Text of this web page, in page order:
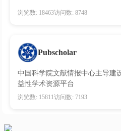
浏览数: 18463访问数: 8748
Pubscholar
中国科学院文献情报中心主导建
益性学术资源平台
浏览数: 15811访问数: 7193